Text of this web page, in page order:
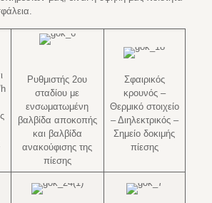
Ρυθμιστής 2ου
σταδίου με
ενσωματωμένη
βαλβίδα αποκοπής
και βαλβίδα
ανακούφισης της
πίεσης
Σφαιρικός
κρουνός –
Θερμικό στοιχείο
– Διηλεκτρικός –
Σημείο δοκιμής
πίεσης